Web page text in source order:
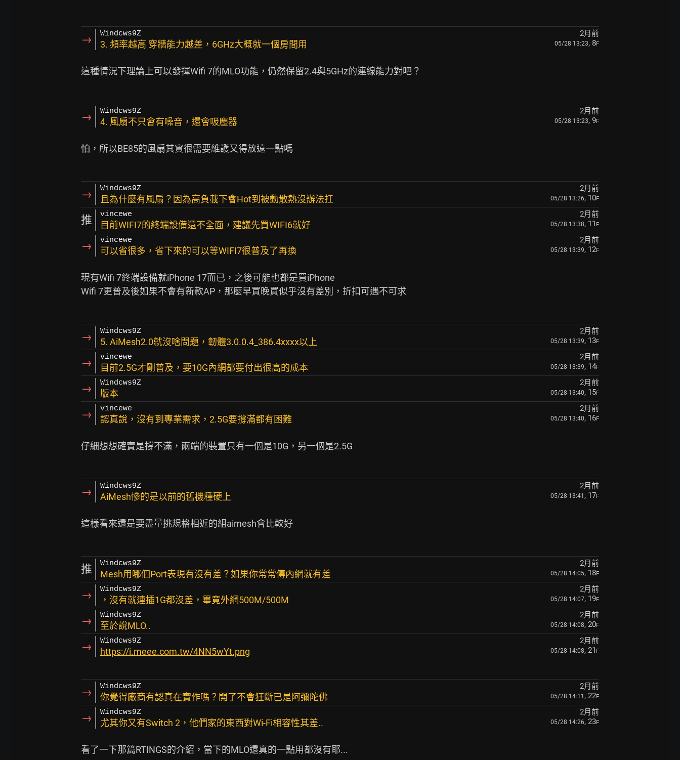
→ Windcws9Z 2月前
3. 頻率越高 穿牆能力越差，6GHz大概就一個房間用 05/28 13:23, 8F
這種情況下理論上可以發揮Wifi 7的MLO功能，仍然保留2.4與5GHz的連線能力對吧？
→ Windcws9Z 2月前
4. 風扇不只會有噪音，還會吸塵器 05/28 13:23, 9F
怕，所以BE85的風扇其實很需要維護又得放遠一點嗎
→ Windcws9Z 2月前
且為什麼有風扇？因為高負載下會Hot到被動散熱沒辦法扛 05/28 13:26, 10F
推 vincewe 2月前
目前WIFI7的終端設備還不全面，建議先買WIFI6就好 05/28 13:38, 11 F
→ vincewe 2月前
可以省很多，省下來的可以等WIFI7很普及了再換 05/28 13:39, 12F
現有Wifi 7終端設備就iPhone 17而已，之後可能也都是買iPhone
Wifi 7更普及後如果不會有新款AP，那麼早買晚買似乎沒有差別，折扣可遇不可求
→ Windcws9Z 2月前
5. AiMesh2.0就沒啥問題，韌體3.0.0.4_386.4xxxx以上 05/28 13:39, 13F
→ vincewe 2月前
目前2.5G才剛普及，要10G內網都要付出很高的成本 05/28 13:39, 14F
→ Windcws9Z 2月前
版本 05/28 13:40, 15F
→ vincewe 2月前
認真說，沒有到專業需求，2.5G要撐滿都有困難 05/28 13:40, 16F
仔細想想確實是撐不滿，兩端的裝置只有一個是10G，另一個是2.5G
→ Windcws9Z 2月前
AiMesh慘的是以前的舊機種硬上 05/28 13:41 , 17F
這樣看來還是要盡量挑規格相近的組aimesh會比較好
推 Windcws9Z 2月前
Mesh用哪個Port表現有沒有差？如果你常常傳內網就有差 05/28 14:05, 18F
→ Windcws9Z 2月前
，沒有就連插1G都沒差，畢竟外網500M/500M 05/28 14:07, 19F
→ Windcws9Z 2月前
至於說MLO.. 05/28 14:08, 20F
→ Windcws9Z 2月前
https://i.meee.com.tw/4NN5wYt.png 05/28 14:08, 21 F
→ Windcws9Z 2月前
你覺得廠商有認真在實作嗎？開了不會狂斷已是阿彌陀佛 05/28 14:11 , 22F
→ Windcws9Z 2月前
尤其你又有Switch 2，他們家的東西對Wi-Fi相容性其差.. 05/28 14:26, 23F
看了一下那篇RTINGS的介紹，當下的MLO還真的一點用都沒有耶...